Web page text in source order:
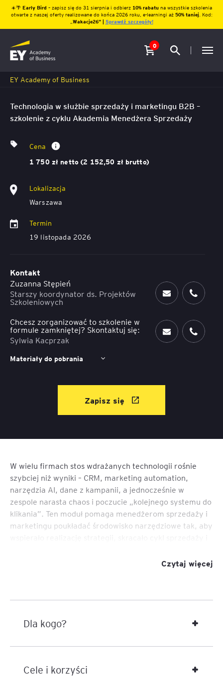
☀️🌴 Early Bird – zapisz się do 31 sierpnia i odbierz10% rabatu na wszystkie szkolenia
otwarte z naszej oferty realizowane do końca 2026 roku, e-learningi aż 50% taniej. Kod:
Wakacje26″ | Sprawdź szczegóły!
0
EY Academy of Business
W wielu firmach stos wdrażanych technologii rośnie
szybciej niż wyniki – CRM, marketing automation,
narzędzia AI, dane z kampanii, a jednocześnie w
zespole narasta chaos i poczucie „kolejnego systemu do
klikania”. Ten moduł pomaga menedżerom sprzedaży i
marketingu poukładać środowisko narzędziowe tak, aby
raporty „dla raportów”. Uczestnicy uczą się patrzeć na
Szkolenie jest częścią programu
Czytaj więcej
Dla kogo?
Cele i korzyści
Technologia w służbie sprzedaży i marketingu B2B –
szkolenie z cyklu Akademia Menedżera Sprzedaży
Cena
1 750 zł netto (2 152,50 zł brutto)
Lokalizacja
Warszawa
Termin
19 listopada 2026
Kontakt
Zuzanna Stępień
Starszy koordynator ds. Projektów
Szkoleniowych
Chcesz zorganizować to szkolenie w
formule zamkniętej? Skontaktuj się:
Sylwia Kacprzak
Materiały do pobrania
Zapisz się